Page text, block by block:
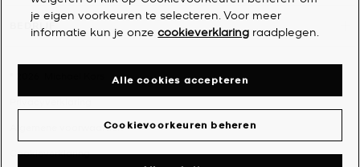
BEDRIJF
Privacyverklaring
Algemene voorwaarden
Cookieverklaring
je eigen voorkeuren te selecteren. Voor meer
informatie kun je onzecookieverklaring raadplegen.
Cookievoorkeuren beheren
Alle cookies accepteren